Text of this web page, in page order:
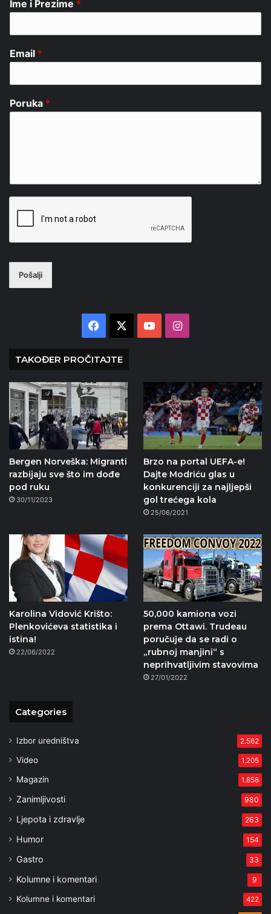
Ime i Prezime *
Email *
Poruka *
Pošalji
Facebook YouTubeInstagram
TAKOĐER PROČITAJTE
Bergen Norveška: Migranti
razbijaju sve što im dođe
pod ruku
30/11/2023
Brzo na portal UEFA-e!
Dajte Modriću glas u
konkurenciji za najljepši
gol trećega kola
25/06/2021
Karolina Vidović Krišto:
Plenkovićeva statistika i
istina!
22/06/2022
50,000 kamiona vozi
prema Ottawi. Trudeau
poručuje da se radi o
„rubnoj manjini“ s
neprihvatljivim stavovima
27/01/2022
Categories
Izbor uredništva 2.562
Video 1.205
Magazin 1.858
Zanimljivosti 980
Ljepota i zdravlje 263
Humor 154
Gastro 33
Kolumne i komentari 9
Kolumne i komentari 422